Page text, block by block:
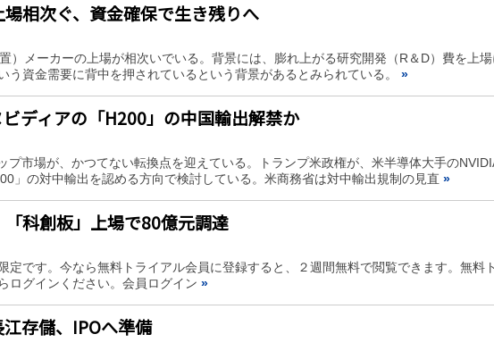
相次ぐ、資金確保で生き残りへ
）メーカーの上場が相次いでいる。背景には、膨れ上がる研究開発（R＆D）費を上場
う資金需要に背中を押されているという背景があるとみられている。
»
ディアの「H200」の中国輸出解禁か
プ市場が、かつてない転換点を迎えている。トランプ米政権が、米半導体大手の
」の対中輸出を認める方向で検討している。米商務省は対中輸出規制の見直 »
科創板」上場で80億元調達
定です。今なら無料トライアル会員に登録すると、２週間無料で閲覧できます。無料
ログインください。会員ログイン »
存儲、IPOへ準備